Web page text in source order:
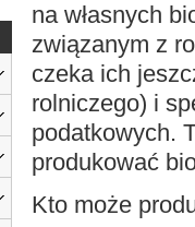
na własnych
związanym z
czeka ich
rolniczego) i
podatkowych.
produkować
Kto może